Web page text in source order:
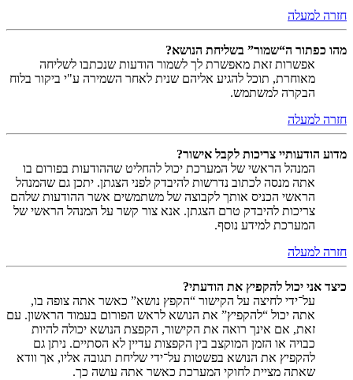
חזרה למעלה
מהו כפתור ה“שמור” בשליחת הנושא?
אפשרות זאת מאפשרת לך לשמור הודעות שנכתבו לשליחה
מאוחרת, תוכל להגיע אליהם שנית לאחר השמירה ע"י ביקור בלוח
הבקרה למשתמש.
חזרה למעלה
מדוע הודעותיי צריכות לקבל אישור?
המנהל הראשי של המערכת יכול להחליט שההודעות בפורום בו
אתה מנסה לכתוב נדרשות להיבדק לפני הצגתן. יתכן גם שהמנהל
הראשי הכניס אותך לקבוצה של משתמשים אשר ההודעות שלהם
צריכות להיבדק טרם הצגתן. אנא צור קשר על המנהל הראשי של
המערכת למידע נוסף.
חזרה למעלה
כיצד אני יכול להקפיץ את הודעתי?
על־ידי לחיצה על הקישור “הקפץ נושא” כאשר אתה צופה בו,
אתה יכול “להקפיץ” את הנושא לראש הפורום בעמוד הראשון. עם
זאת, אם אינך רואה את הקישור, הקפצת הנושא יכולה להיות
כבויה או הזמן המוקצב בין הקפצות עדיין לא הסתיים. ניתן גם
להקפיץ את הנושא בפשטות על־ידי שליחת תגובה אליו, אך וודא
שאתה מציית לחוקי המערכת כאשר אתה עושה כך.